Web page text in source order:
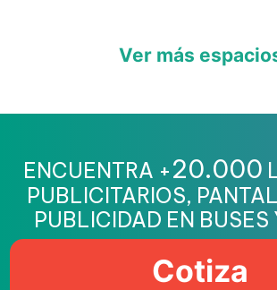
Ver más
ENCUENTRA +20.000
PUBLICITARIOS,
PUBLICIDAD EN BUSES
Cotiza